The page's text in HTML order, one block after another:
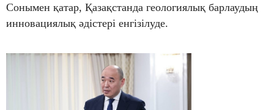
Сонымен қатар, Қазақстанда геологиялық барлаудың
инновациялық әдістері енгізілуде.